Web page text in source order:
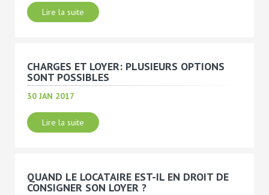
Lire la suite
CHARGES ET LOYER: PLUSIEURS OPTIONS
SONT POSSIBLES
30 JAN 2017
Lire la suite
QUAND LE LOCATAIRE EST-IL EN DROIT DE
CONSIGNER SON LOYER ?